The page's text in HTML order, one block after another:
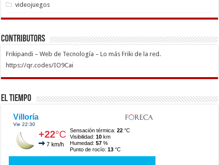
videojuegos
Contributors
Frikipandi – Web de Tecnología – Lo más Friki de la red.
https://qr.codes/IO9Cai
El Tiempo